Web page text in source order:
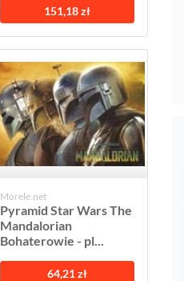
151,18 zł
Morele.net
Pyramid Star Wars The
Mandalorian
Bohaterowie - pl...
64,21 zł